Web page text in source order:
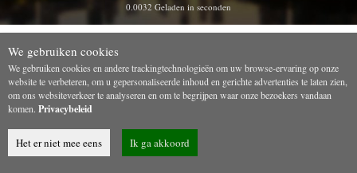
0.0032 Geladen in seconden
We gebruiken cookies
We gebruiken cookies en andere trackingtechnologieën om uw browse-ervaring op onze
website te verbeteren, om u gepersonaliseerde inhoud en gerichte advertenties te laten zien,
om ons websiteverkeer te analyseren en om te begrijpen waar onze bezoekers vandaan
komen. Privacybeleid
Het er niet mee eens Ik ga akkoord